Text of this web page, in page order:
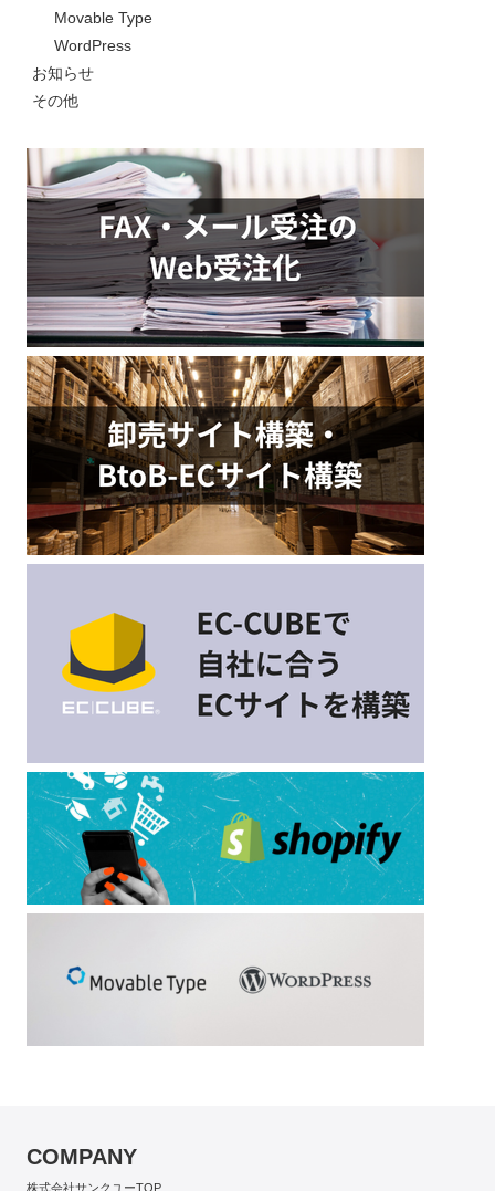
Movable Type
WordPress
お知らせ
その他
COMPANY
株式会社サンクユーTOP